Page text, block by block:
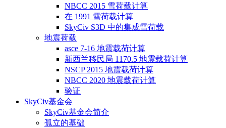
NBCC 2015 雪荷载计算
在 1991 雪荷载计算
SkyCiv S3D 中的集成雪荷载
地震荷载
asce 7-16 地震载荷计算
新西兰移民局 1170.5 地震载荷计算
NSCP 2015 地震载荷计算
NBCC 2020 地震载荷计算
验证
SkyCiv基金会
SkyCiv基金会简介
孤立的基础